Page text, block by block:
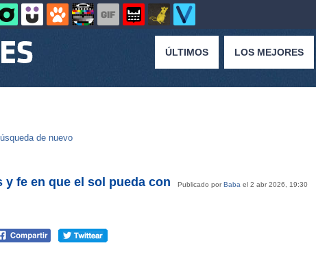
ÚLTIMOS LOS MEJORES
de nuevo
Publicado porBaba el 2 abr 2026, 19:30
y fe en que el sol pueda con